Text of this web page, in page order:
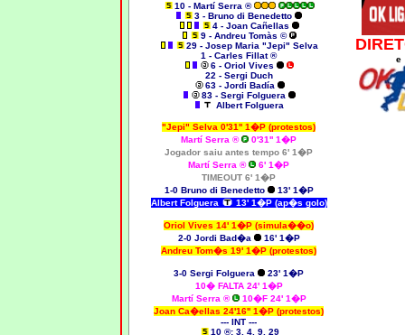
10 - Martí Serra ®
3 - Bruno di Benedetto
4 - Joan Cañellas
9 - Andreu Tomàs ©
29 - Josep Maria "Jepi" Selva
1 - Carles Fillat ®
6 - Oriol Vives
22 - Sergi Duch
63 - Jordi Badía
83 - Sergi Folguera
Albert Folguera
"Jepi" Selva 0'31'' 1�P (protestos)
Martí Serra ®
0'31'' 1�P
Jogador saiu antes tempo 6' 1�P
Martí Serra ®
6' 1�P
TIMEOUT 6' 1�P
1-0 Bruno di Benedetto
13' 1�P
Albert Folguera
13' 1�P (ap�s golo)
Oriol Vives 14' 1�P (simula��o)
2-0 Jordi Bad�a
16' 1�P
Andreu Tom�s 19' 1�P (protestos)
3-0 Sergi Folguera
23' 1�P
10� FALTA 24' 1�P
Martí Serra ®
10�F 24' 1�P
Joan Ca�ellas 24'16'' 1�P (protestos)
--- INT ---
10 ®; 3, 4, 9, 29
e